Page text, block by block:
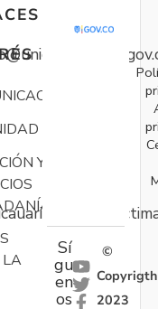
Y
LA
Sí
gu
en
os
©
Copyrigth
2023